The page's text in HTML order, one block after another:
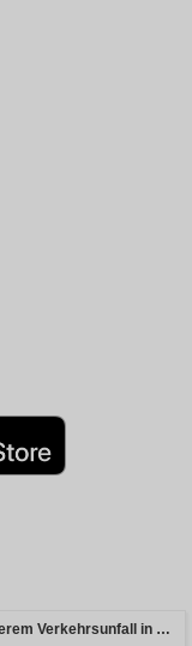
Drei junge Menschen sterben bei schwerem Verkehrsunfall in Rheinland-Pfalz